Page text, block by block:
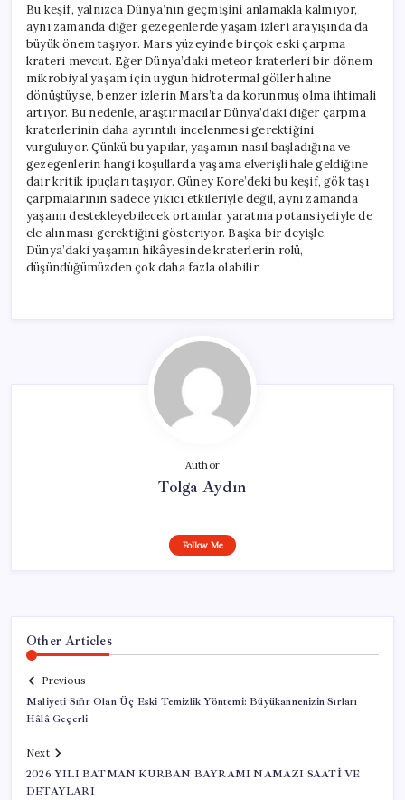
Bu keşif, yalnızca Dünya’nın geçmişini anlamakla kalmıyor,
aynı zamanda diğer gezegenlerde yaşam izleri arayışında da
büyük önem taşıyor. Mars yüzeyinde birçok eski çarpma
krateri mevcut. Eğer Dünya’daki meteor kraterleri bir dönem
mikrobiyal yaşam için uygun hidrotermal göller haline
dönüştüyse, benzer izlerin Mars’ta da korunmuş olma ihtimali
artıyor. Bu nedenle, araştırmacılar Dünya’daki diğer çarpma
kraterlerinin daha ayrıntılı incelenmesi gerektiğini
vurguluyor. Çünkü bu yapılar, yaşamın nasıl başladığına ve
gezegenlerin hangi koşullarda yaşama elverişli hale geldiğine
dair kritik ipuçları taşıyor. Güney Kore’deki bu keşif, gök taşı
çarpmalarının sadece yıkıcı etkileriyle değil, aynı zamanda
yaşamı destekleyebilecek ortamlar yaratma potansiyeliyle de
ele alınması gerektiğini gösteriyor. Başka bir deyişle,
Dünya’daki yaşamın hikâyesinde kraterlerin rolü,
düşündüğümüzden çok daha fazla olabilir.
Author
Tolga Aydın
Follow Me
Other Articles
Previous
Maliyeti Sıfır Olan Üç Eski Temizlik Yöntemi: Büyükannenizin Sırları
Hâlâ Geçerli
Next
2026 YILI BATMAN KURBAN BAYRAMI NAMAZI SAATİ VE
DETAYLARI